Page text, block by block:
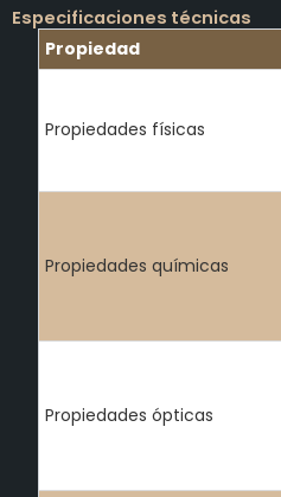
Especificaciones técnicas
Propiedad
Propiedades físicas
Propiedades químicas
Propiedades ópticas